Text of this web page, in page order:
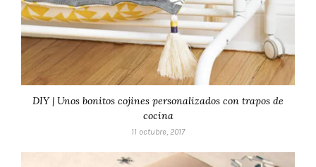
DIY | Unos bonitos cojines personalizados con trapos de
cocina
11 octubre, 2017